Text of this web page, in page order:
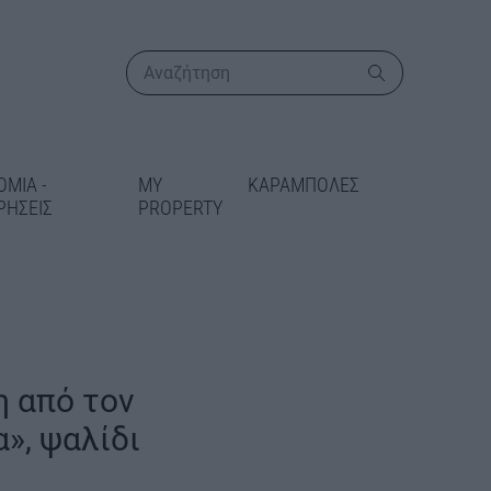
-
MY
PROPERTY
ΚΑΡΑΜΠΟΛΕΣ
στο οδικό
εκατ.
από τον
ψαλίδι